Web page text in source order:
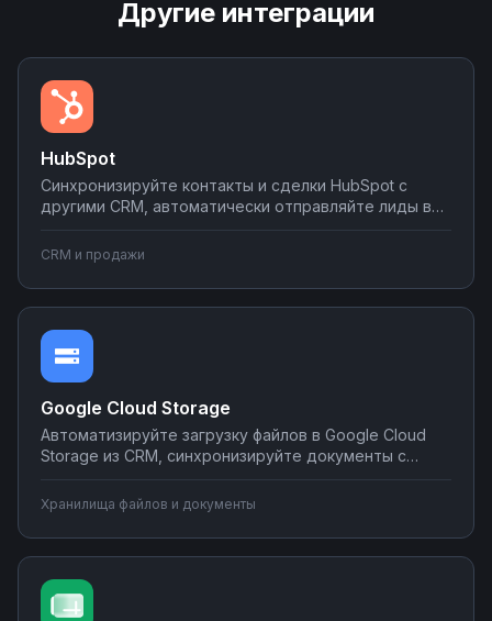
Другие интеграции
HubSpot
Синхронизируйте контакты и сделки HubSpot с
другими CRM, автоматически отправляйте лиды в
в планировщиках при изменении статуса сделки.
Настраивайте двусторонний обмен данными без
программирования на платформе Nodul.
CRM и продажи
Google Cloud Storage
Автоматизируйте загрузку файлов в Google Cloud
Storage из CRM, синхронизируйте документы с
уведомления о новых файлах в мессенджеры.
Создавайте интеграции облачного хранилища без
программирования на Nodul.
Хранилища файлов и документы